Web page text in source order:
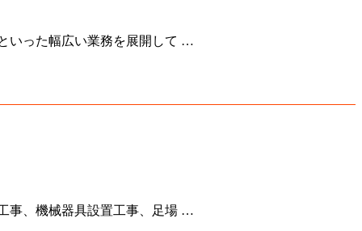
いった幅広い業務を展開して …
事、機械器具設置工事、足場 …